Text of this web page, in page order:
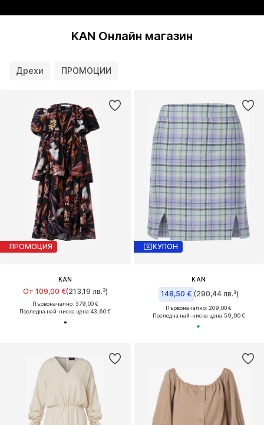
KAN Онлайн магазин
Дрехи ПРОМОЦИИ
ПРОМОЦИЯ
KAN
От 109,00 €(213,19 лв.³)
Първоначално: 379,00 €
Последна най-ниска цена:43,60 €
КУПОН
KAN
148,50 € (290,44 лв.³)
Първоначално: 209,00 €
Последна най-ниска цена:59,90 €